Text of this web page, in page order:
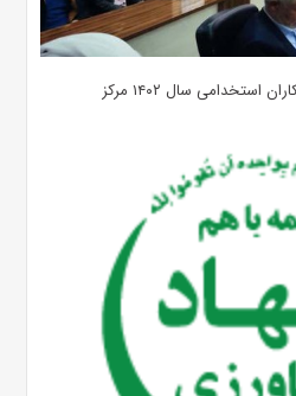
برگزاری آیین خوش آمد همکاران استخدامی سال ۱۴۰۲ مرکز